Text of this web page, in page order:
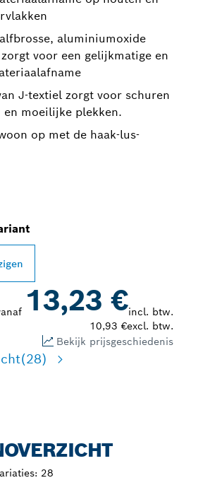
aluminiumoxide
voor een gelijkmatige en
J-textiel zorgt voor schuren
en moeilijke plekken.
op met de haak-lus-
13,23 €incl. btw.
10,93 €excl. btw.
Bekijk prijsgeschiedenis
(28)
28